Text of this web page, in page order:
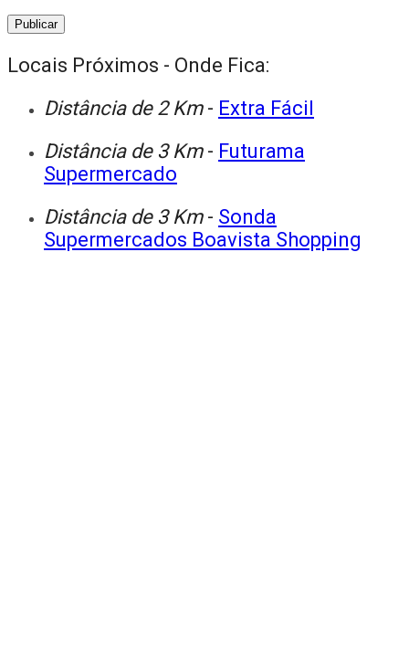
Locais Próximos - Onde Fica:
Distância de 2 Km - Extra Fácil
Distância de 3 Km - Futurama
Supermercado
Distância de 3 Km - Sonda
Supermercados Boavista Shopping